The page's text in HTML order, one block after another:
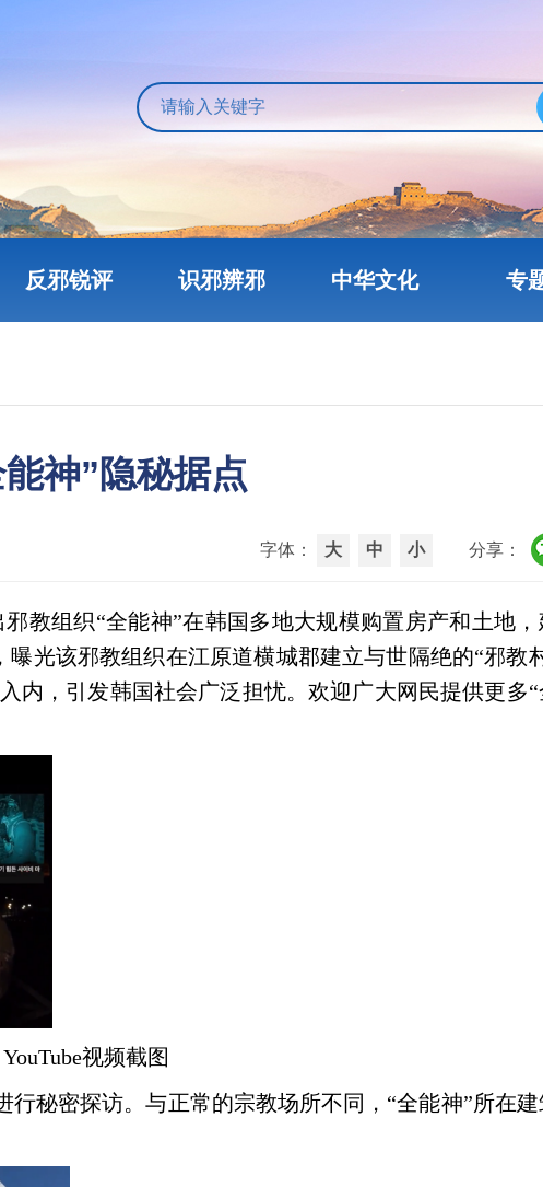
反邪锐评 识邪辨邪 中华文化 专
神”隐秘据点
字体： 大 中 小 分享：
教组织“全能神”在韩国多地大规模购置房产和土地
光该邪教组织在江原道横城郡建立与世隔绝的“邪教
内，引发韩国社会广泛担忧。欢迎广大网民提供更多
YouTube视频截图
秘密探访。与正常的宗教场所不同，“全能神”所在